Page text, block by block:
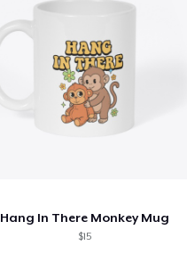
Hang In There Monkey Mug
$15